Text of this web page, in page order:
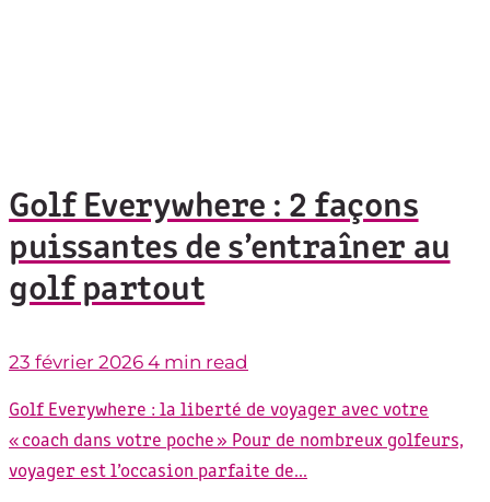
Golf Everywhere : 2 façons
puissantes de s’entraîner au
golf partout
23 février 2026 4 min read
Golf Everywhere : la liberté de voyager avec votre
« coach dans votre poche » Pour de nombreux golfeurs,
voyager est l’occasion parfaite de...